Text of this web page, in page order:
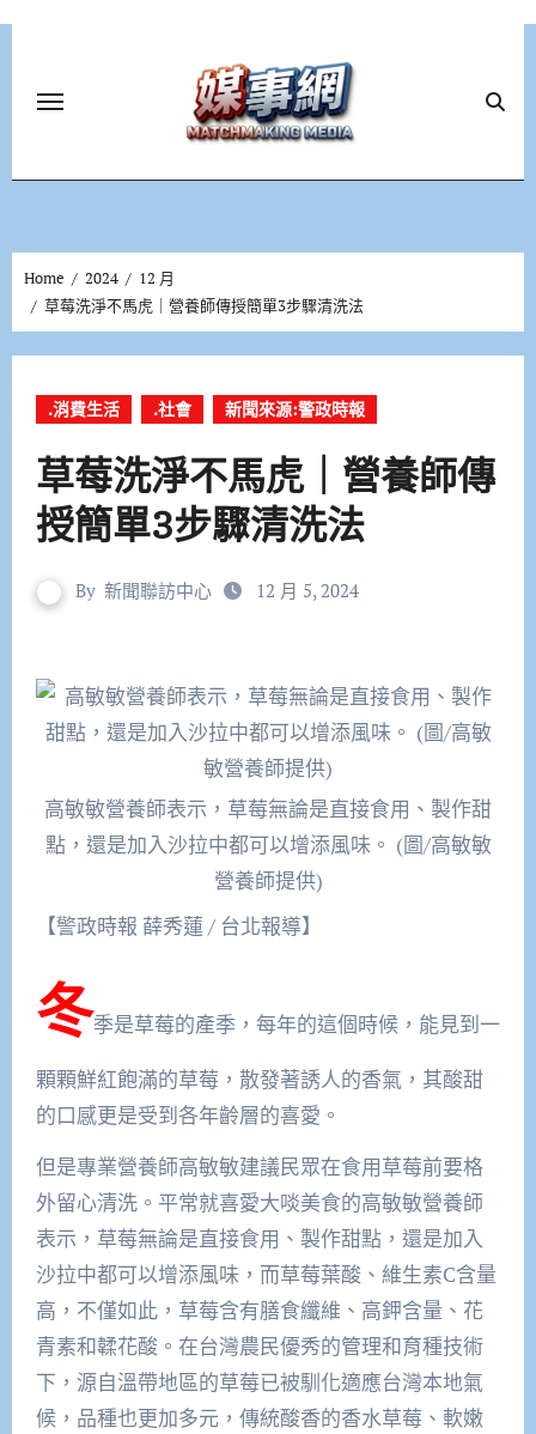
Home 2024
12 月
草莓洗淨不馬虎｜營養師傳授簡單3步驟清洗法
.消費生活 .社會 新聞來源:警政時報
草莓洗淨不馬虎｜營養師傳
授簡單3步驟清洗法
By 新聞聯訪中心 12 月 5, 2024
高敏敏營養師表示，草莓無論是直接食用、製作甜
點，還是加入沙拉中都可以增添風味。 (圖/高敏敏
營養師提供)
【警政時報 薛秀蓮 / 台北報導】
冬季是草莓的產季，每年的這個時候，能見到一
顆顆鮮紅飽滿的草莓，散發著誘人的香氣，其酸甜
的口感更是受到各年齡層的喜愛。
但是專業營養師高敏敏建議民眾在食用草莓前要格
外留心清洗。平常就喜愛大啖美食的高敏敏營養師
表示，草莓無論是直接食用、製作甜點，還是加入
沙拉中都可以增添風味，而草莓葉酸、維生素C含量
高，不僅如此，草莓含有膳食纖維、高鉀含量、花
青素和韖花酸。在台灣農民優秀的管理和育種技術
下，源自溫帶地區的草莓已被馴化適應台灣本地氣
候，品種也更加多元，傳統酸香的香水草莓、軟嫩